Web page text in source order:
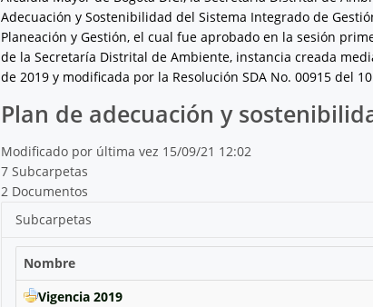
Adecuación y Sostenibilidad del Sistema Integrado de
Planeación y Gestión, el cual fue aprobado en la sesión
de la Secretaría Distrital de Ambiente, instancia creada
de 2019 y modificada por la Resolución SDA No. 00915 del
Plan de adecuación y
Modificado por última vez 15/09/21 12:02
7 Subcarpetas
2 Documentos
Subcarpetas
Nombre
Vigencia 2019